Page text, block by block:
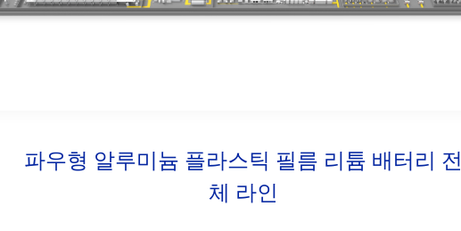
파우형 알루미늄 플라스틱 필름 리튬 배터리 전
체 라인